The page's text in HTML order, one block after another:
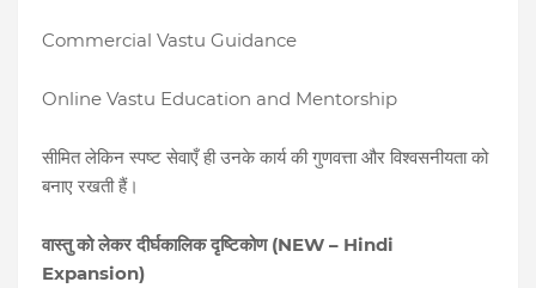
Commercial Vastu Guidance
Online Vastu Education and Mentorship
सीमित लेकिन स्पष्ट सेवाएँ ही उनके कार्य की गुणवत्ता और विश्वसनीयता को
बनाए रखती हैं।
वास्तु को लेकर दीर्घकालिक दृष्टिकोण(NEW – Hindi
Expansion)